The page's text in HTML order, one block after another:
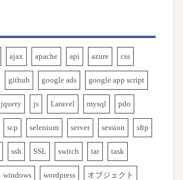
ajax apache api azure css
github google ads google app script
jquery js Laravel mysql pdo
scp selenium server session sftp
ssh SSL switch tar task
windows wordpress オブジェクト